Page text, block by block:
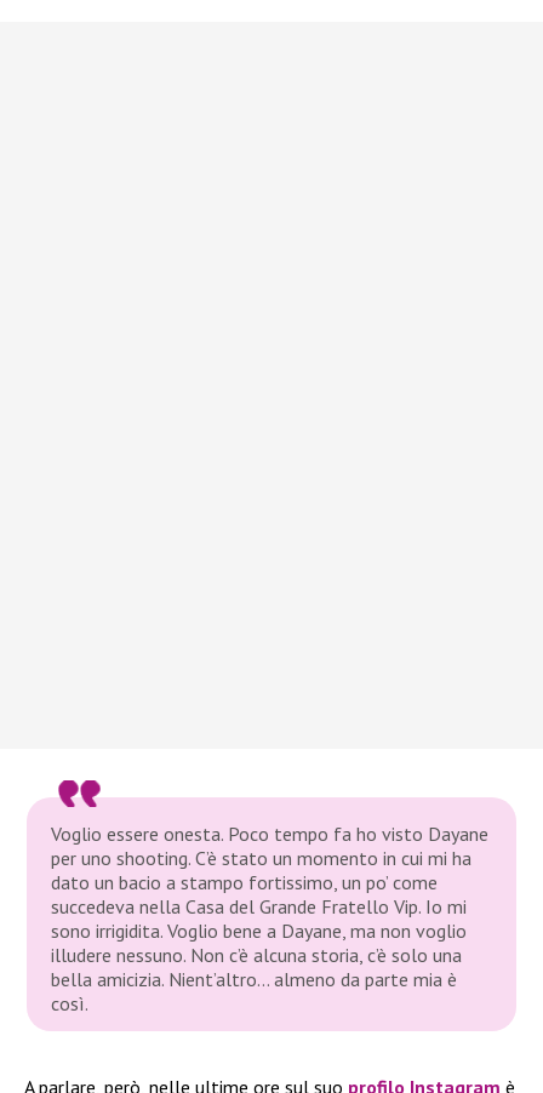
Voglio essere onesta. Poco tempo fa ho visto Dayane
per uno shooting. C’è stato un momento in cui mi ha
dato un bacio a stampo fortissimo, un po’ come
succedeva nella Casa del Grande Fratello Vip. Io mi
sono irrigidita. Voglio bene a Dayane, ma non voglio
illudere nessuno. Non c’è alcuna storia, c’è solo una
bella amicizia. Nient’altro… almeno da parte mia è
così.
A parlare, però, nelle ultime ore sul suo profilo Instagram è